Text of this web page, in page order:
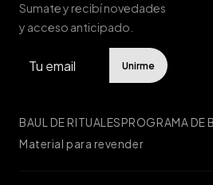
Sumate y recibí novedades
y acceso anticipado.
Unirme
BAUL DE RITUALESPROGRAMA DE
Material para revender